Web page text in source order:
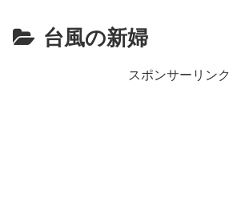
台風の新婦
スポンサーリンク